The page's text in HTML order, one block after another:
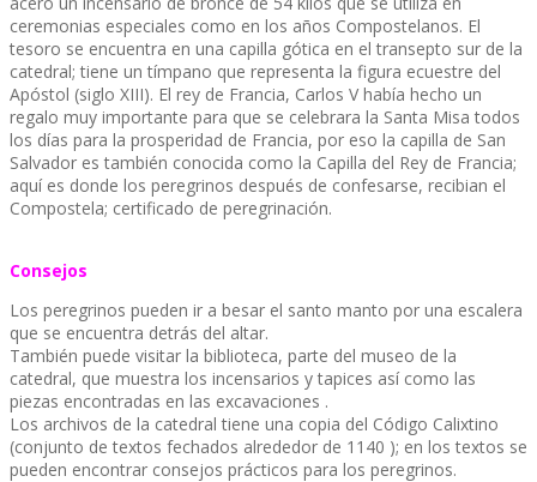
ceremonias especiales como en los años Compostelanos. El
tesoro se encuentra en una capilla gótica en el transepto sur de la
catedral; tiene un tímpano que representa la figura ecuestre del
Apóstol (siglo XIII). El rey de Francia, Carlos V había hecho un
regalo muy importante para que se celebrara la Santa Misa todos
los días para la prosperidad de Francia, por eso la capilla de San
Salvador es también conocida como la Capilla del Rey de Francia;
aquí es donde los peregrinos después de confesarse, recibian el
Compostela; certificado de peregrinación.
Consejos
Los peregrinos pueden ir a besar el santo manto por una escalera
que se encuentra detrás del altar.
También puede visitar la biblioteca, parte del museo de la
catedral, que muestra los incensarios y tapices así como las
piezas encontradas en las excavaciones .
Los archivos de la catedral tiene una copia del Código Calixtino
(conjunto de textos fechados alrededor de 1140 ); en los textos se
pueden encontrar consejos prácticos para los peregrinos.